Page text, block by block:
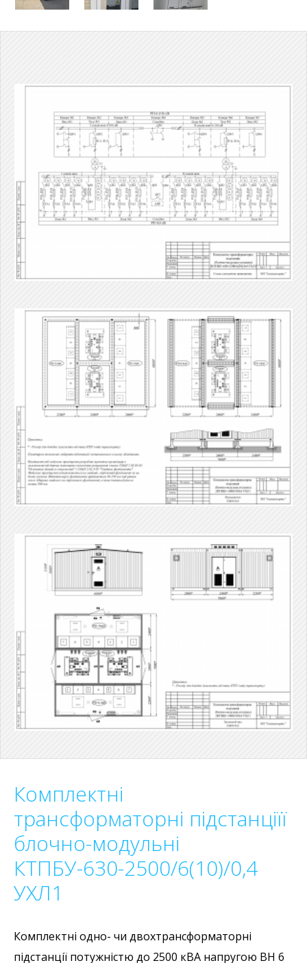
Комплектні
трансформаторні підстанціїї
блочно-модульні
КТПБУ-630-2500/6(10)/0,4
УХЛ1
Комплектні одно- чи двохтрансформаторні
підстанції потужністю до 2500 кВА напругою ВН 6